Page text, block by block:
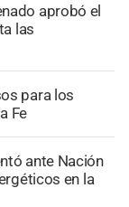
aprobó el
las
para los
Fe
ante Nación
en la